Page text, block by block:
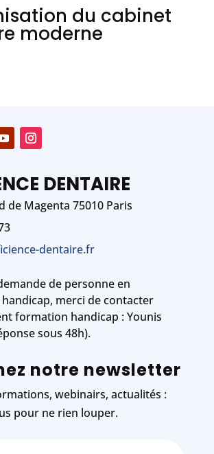
du cabinet
moderne
DENTAIRE
de Magenta 75010 Paris
dentaire.fr
de personne en
merci de contacter
formation handicap : Younis
sous 48h).
notre newsletter
webinairs, actualités :
pour ne rien louper.